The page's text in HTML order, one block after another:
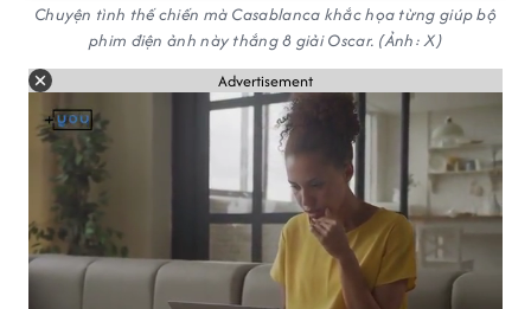
Chuyện tình thế chiến mà Casablanca khắc họa từng giúp bộ
phim điện ảnh này thắng 8 giải Oscar. (Ảnh: X)
Advertisement